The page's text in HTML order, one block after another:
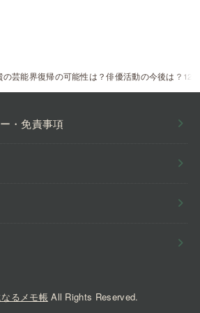
の芸能界復帰の可能性は？俳優活動の今後は？12
・免責事項
るメモ帳 All Rights Reserved.